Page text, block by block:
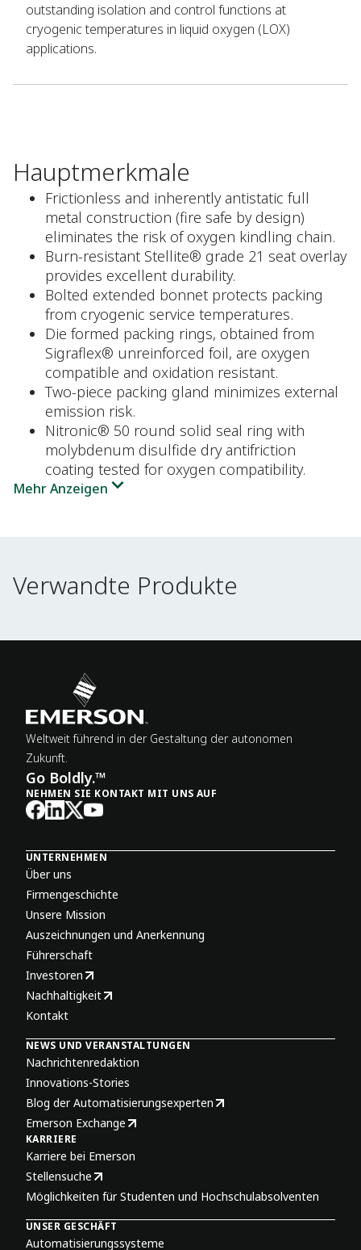
outstanding isolation and control functions at
cryogenic temperatures in liquid oxygen (LOX)
applications.
Hauptmerkmale
Frictionless and inherently antistatic full
metal construction (fire safe by design)
eliminates the risk of oxygen kindling chain.
Burn-resistant Stellite® grade 21 seat overlay
provides excellent durability.
Bolted extended bonnet protects packing
from cryogenic service temperatures.
Die formed packing rings, obtained from
Sigraflex® unreinforced foil, are oxygen
compatible and oxidation resistant.
Two-piece packing gland minimizes external
emission risk.
Nitronic® 50 round solid seal ring with
molybdenum disulfide dry antifriction
coating tested for oxygen compatibility.
Mehr Anzeigen
Verwandte Produkte
Verwandte Produkte
Weltweit führend in der Gestaltung der autonomen
Zukunft.
Go Boldly.™
NEHMEN SIE KONTAKT MIT UNS AUF
UNTERNEHMEN
Über uns
Firmengeschichte
Unsere Mission
Auszeichnungen und Anerkennung
Führerschaft
Investoren
Nachhaltigkeit
Kontakt
NEWS UND VERANSTALTUNGEN
Nachrichtenredaktion
Innovations-Stories
Blog der Automatisierungsexperten
Emerson Exchange
KARRIERE
Karriere bei Emerson
Stellensuche
Möglichkeiten für Studenten und Hochschulabsolventen
UNSER GESCHÄFT
Automatisierungssysteme